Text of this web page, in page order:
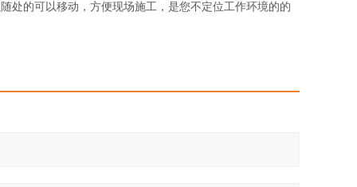
处的可以移动，方便现场施工，是您不定位工作环境的的